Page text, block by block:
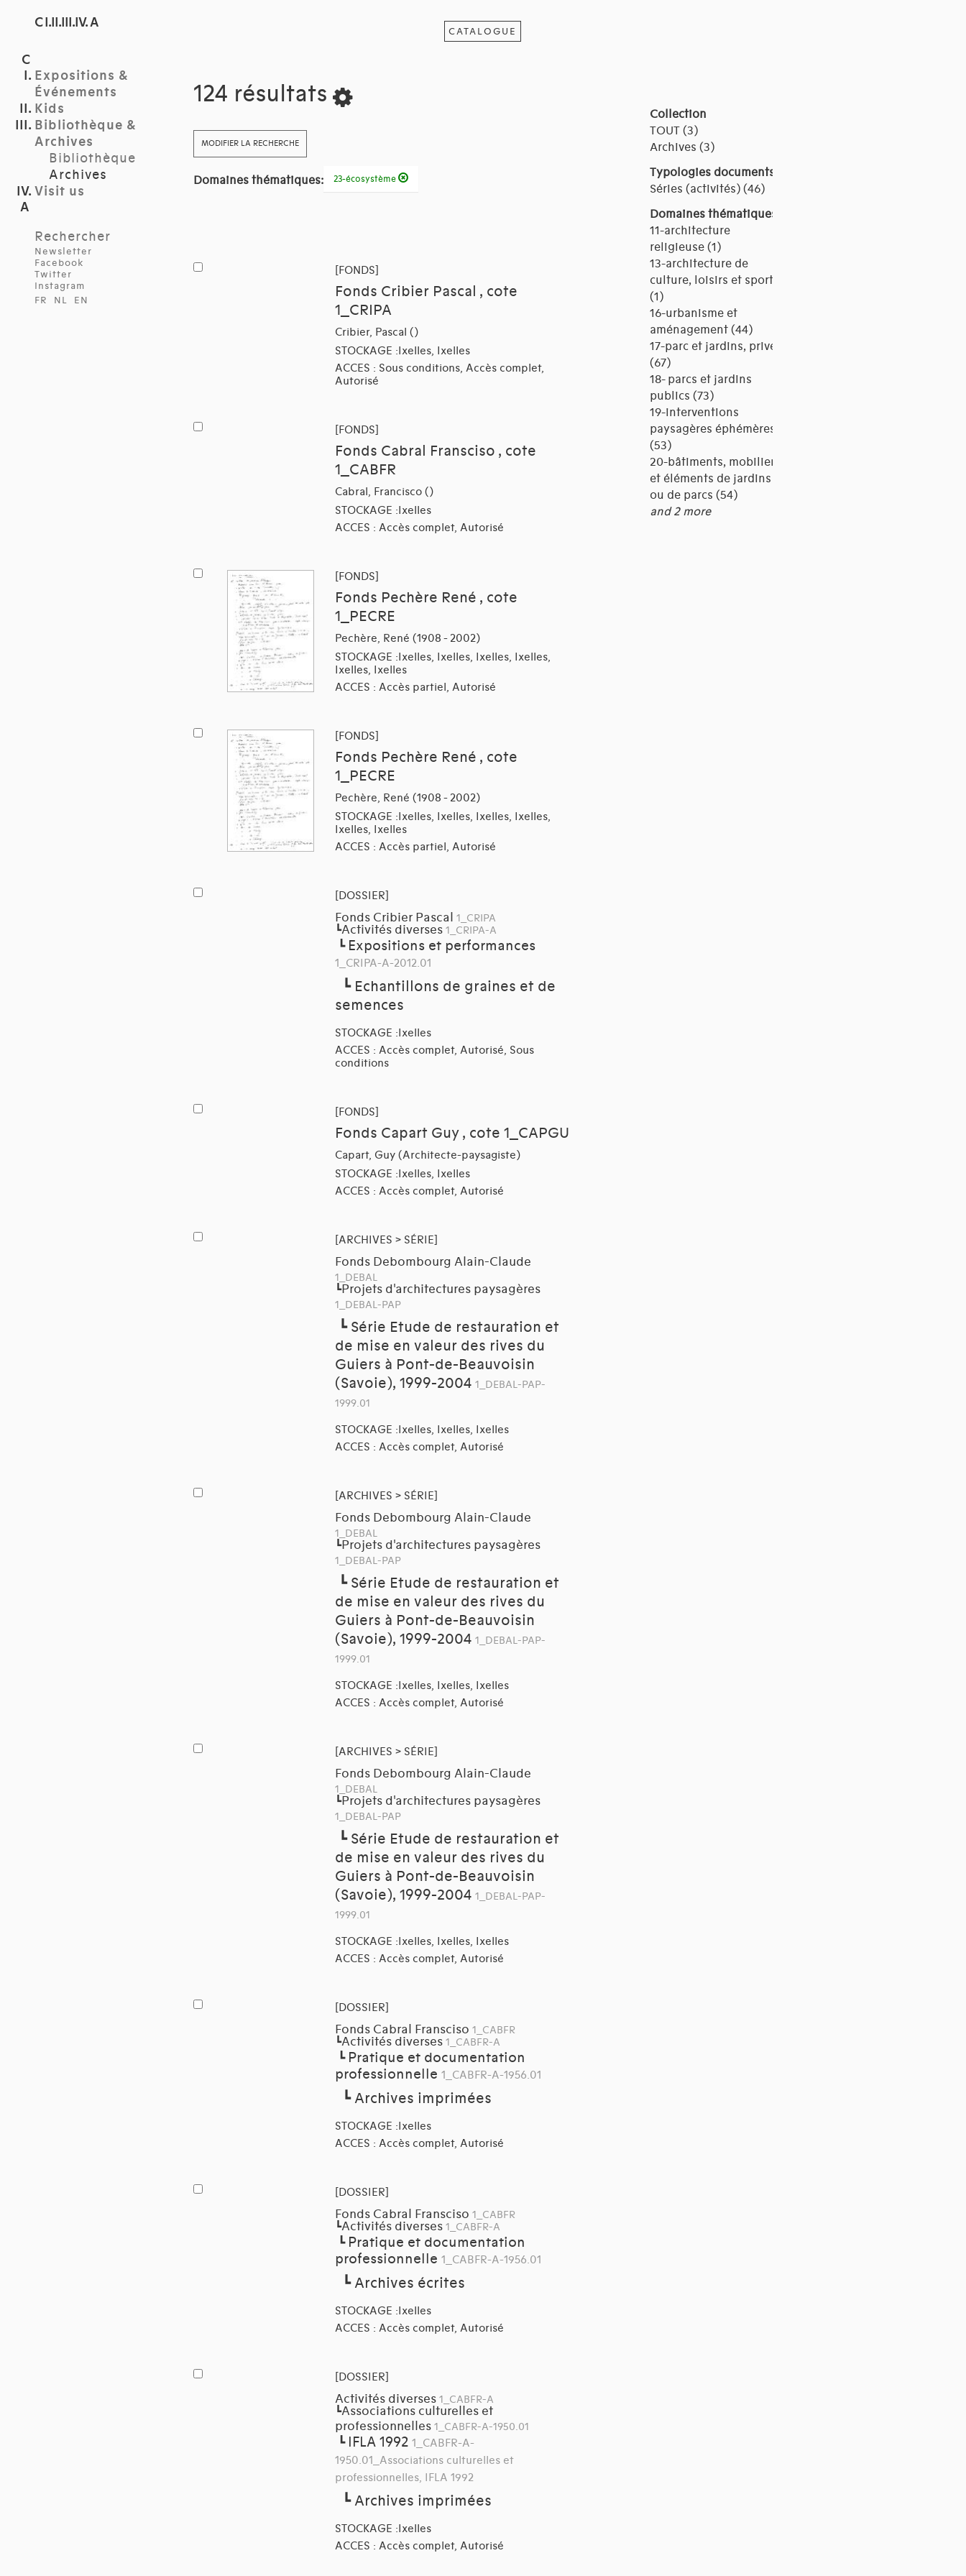
C I.II.III.IV. A
Expositions &
Événements
Kids
Bibliothèque &
Archives
Bibliothèque
Archives
Visit us
Rechercher
Newsletter
Facebook
Twitter
Instagram
FR
NL EN
CATALOGUE
124 résultats
MODIFIER LA RECHERCHE
Domaines thématiques: 23-écosystème
[FONDS]
Fonds Cribier Pascal , cote
1_CRIPA
Cribier, Pascal ()
STOCKAGE :Ixelles, Ixelles
ACCES : Sous conditions, Accès complet,
Autorisé
[FONDS]
Fonds Cabral Fransciso , cote
1_CABFR
Cabral, Francisco ()
STOCKAGE :Ixelles
ACCES : Accès complet, Autorisé
[FONDS]
Fonds Pechère René , cote
1_PECRE
Pechère, René (1908 - 2002)
STOCKAGE :Ixelles, Ixelles, Ixelles, Ixelles,
Ixelles, Ixelles
ACCES : Accès partiel, Autorisé
[FONDS]
Fonds Pechère René , cote
1_PECRE
Pechère, René (1908 - 2002)
STOCKAGE :Ixelles, Ixelles, Ixelles, Ixelles,
Ixelles, Ixelles
ACCES : Accès partiel, Autorisé
[DOSSIER]
Fonds Cribier Pascal 1_CRIPA
┗Activités diverses 1_CRIPA-A
┗ Expositions et performances
1_CRIPA-A-2012.01
┗Echantillons de graines et de
semences
STOCKAGE :Ixelles
ACCES : Accès complet, Autorisé, Sous
conditions
[FONDS]
Fonds Capart Guy , cote 1_CAPGU
Capart, Guy (Architecte-paysagiste)
STOCKAGE :Ixelles, Ixelles
ACCES : Accès complet, Autorisé
[ARCHIVES > SÉRIE]
Fonds Debombourg Alain-Claude
1_DEBAL
┗Projets d'architectures paysagères
1_DEBAL-PAP
┗ Série Etude de restauration et
de mise en valeur des rives du
Guiers à Pont-de-Beauvoisin
(Savoie), 1999-2004 1_DEBAL-PAP-
1999.01
STOCKAGE :Ixelles, Ixelles, Ixelles
ACCES : Accès complet, Autorisé
[ARCHIVES > SÉRIE]
Fonds Debombourg Alain-Claude
1_DEBAL
┗Projets d'architectures paysagères
1_DEBAL-PAP
┗ Série Etude de restauration et
de mise en valeur des rives du
Guiers à Pont-de-Beauvoisin
(Savoie), 1999-2004 1_DEBAL-PAP-
1999.01
STOCKAGE :Ixelles, Ixelles, Ixelles
ACCES : Accès complet, Autorisé
[ARCHIVES > SÉRIE]
Fonds Debombourg Alain-Claude
1_DEBAL
┗Projets d'architectures paysagères
1_DEBAL-PAP
┗ Série Etude de restauration et
de mise en valeur des rives du
Guiers à Pont-de-Beauvoisin
(Savoie), 1999-2004 1_DEBAL-PAP-
1999.01
STOCKAGE :Ixelles, Ixelles, Ixelles
ACCES : Accès complet, Autorisé
[DOSSIER]
Fonds Cabral Fransciso 1_CABFR
┗Activités diverses 1_CABFR-A
┗ Pratique et documentation
professionnelle 1_CABFR-A-1956.01
┗Archives imprimées
STOCKAGE :Ixelles
ACCES : Accès complet, Autorisé
[DOSSIER]
Fonds Cabral Fransciso 1_CABFR
┗Activités diverses 1_CABFR-A
┗ Pratique et documentation
professionnelle 1_CABFR-A-1956.01
┗Archives écrites
STOCKAGE :Ixelles
ACCES : Accès complet, Autorisé
[DOSSIER]
Activités diverses 1_CABFR-A
┗Associations culturelles et
professionnelles 1_CABFR-A-1950.01
┗ IFLA 1992 1_CABFR-A-
1950.01_Associations culturelles et
professionnelles, IFLA 1992
┗Archives imprimées
STOCKAGE :Ixelles
ACCES : Accès complet, Autorisé
Collection
TOUT (3)
Archives (3)
Typologies documents
Séries (activités) (46)
Domaines thématiques
11-architecture
religieuse (1)
13-architecture de
culture, loisirs et sports
(1)
16-urbanisme et
aménagement (44)
17-parc et jardins, privés
(67)
18- parcs et jardins
publics (73)
19-interventions
paysagères éphémères
(53)
20-bâtiments, mobilier
et éléments de jardins
ou de parcs (54)
and 2 more